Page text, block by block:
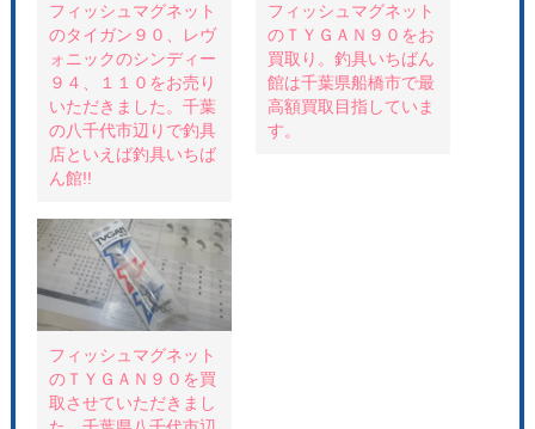
共
有
(
新
し
い
ウ
ィ
ン
ド
ウ
で
開
す
)
は
ク
リ
ッ
ク
し
て
く
だ
さ
い
(
ウ
ィ
ン
ド
ウ
で
開
き
す
)
t
共
有
(
新
し
い
ウ
ィ
ン
ド
ま
す
フィッシュマグネット
のタイガン９０、レヴ
ォニックのシンディー
９４、１１０をお売り
いただきました。千葉
の八千代市辺りで釣具
店といえば釣具いちば
ん館!!
フィッシュマグネット
のＴＹＧＡＮ９０をお
買取り。釣具いちばん
館は千葉県船橋市で最
高額買取目指していま
す。
フィッシュマグネット
のＴＹＧＡＮ９０を買
取させていただきまし